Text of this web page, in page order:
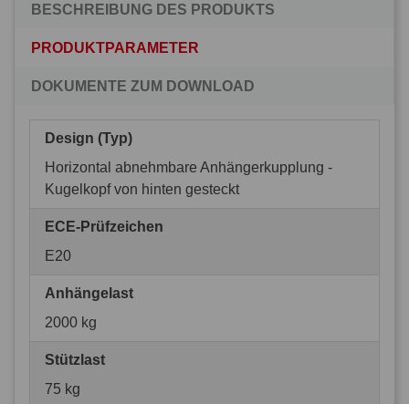
BESCHREIBUNG DES PRODUKTS
PRODUKTPARAMETER
DOKUMENTE ZUM DOWNLOAD
Design (Typ)
Horizontal abnehmbare Anhängerkupplung -
Kugelkopf von hinten gesteckt
ECE-Prüfzeichen
E20
Anhängelast
2000 kg
Stützlast
75 kg